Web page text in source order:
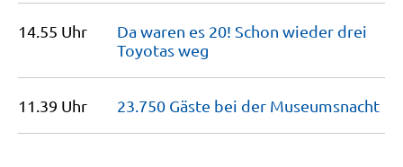
14.55 Uhr
Da waren es 20! Schon wieder drei
Toyotasweg
11.39 Uhr 23.750 Gäste bei der Museumsnacht